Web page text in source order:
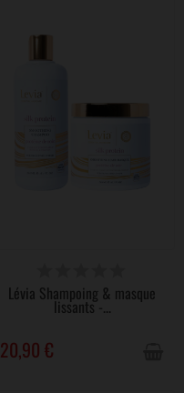
Lévia Shampoing & masque
lissants -...
20,90 €